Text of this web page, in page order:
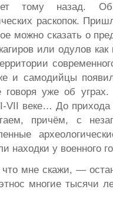
тому назад. Об
раскопок.
можно сказать о
или одулов
и самодийцы
говоря уже об
VII веке… До
причём, с
находки у военного
мне скажи, —
многие тысячи